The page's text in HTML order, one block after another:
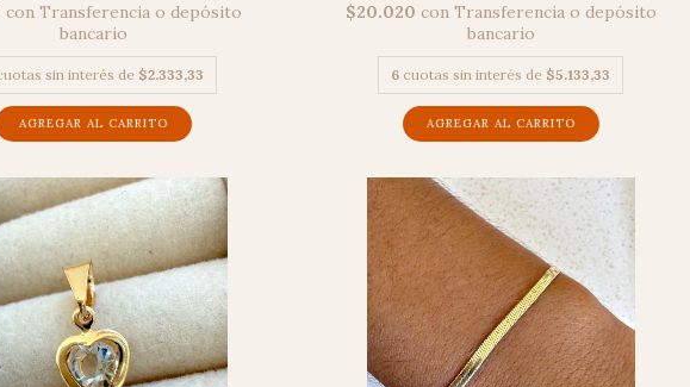
con Transferencia o depósito
bancario
sin interés de $2.333,33
$20.020 con Transferencia o depósito
bancario
6 cuotas sin interés de $5.133,33